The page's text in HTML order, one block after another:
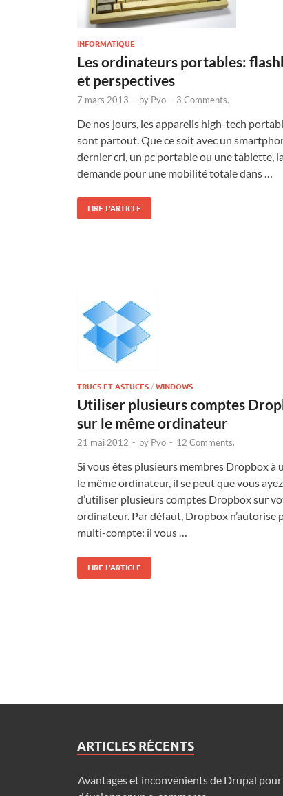
INFORMATIQUE
Les ordinateurs portables:
et perspectives
7 mars 2013 - by Pyo - 3 Comments.
De nos jours, les appareils high-tech
sont partout. Que ce soit avec un
dernier cri, un pc portable ou une tablette,
demande pour une mobilité totale dans …
LIRE L'ARTICLE
TRUCS ET ASTUCES / WINDOWS
Utiliser plusieurs comptes
sur le même ordinateur
21 mai 2012 - by Pyo - 12 Comments.
Si vous êtes plusieurs membres Dropbox à
le même ordinateur, il se peut que vous
d’utiliser plusieurs comptes Dropbox sur
ordinateur. Par défaut, Dropbox n’autorise
multi-compte: il vous …
LIRE L'ARTICLE
ARTICLES RÉCENTS
Avantages et inconvénients de Drupal pour